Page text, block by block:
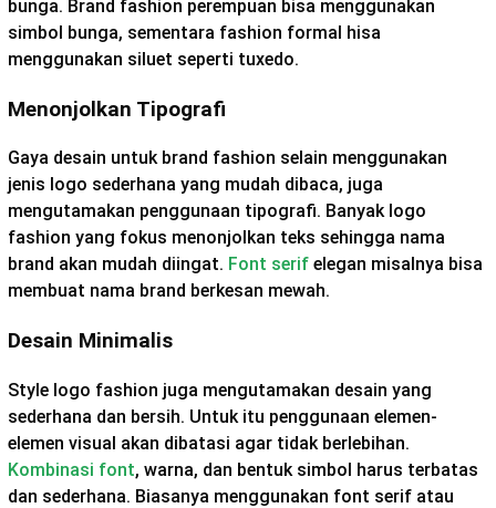
bunga. Brand fashion perempuan bisa menggunakan
simbol bunga, sementara fashion formal hisa
menggunakan siluet seperti tuxedo.
Menonjolkan Tipografi
Gaya desain untuk brand fashion selain menggunakan
jenis logo sederhana yang mudah dibaca, juga
mengutamakan penggunaan tipografi. Banyak logo
fashion yang fokus menonjolkan teks sehingga nama
brand akan mudah diingat. Font serif elegan misalnya bisa
membuat nama brand berkesan mewah.
Desain Minimalis
Style logo fashion juga mengutamakan desain yang
sederhana dan bersih. Untuk itu penggunaan elemen-
elemen visual akan dibatasi agar tidak berlebihan.
Kombinasi font, warna, dan bentuk simbol harus terbatas
dan sederhana. Biasanya menggunakan font serif atau